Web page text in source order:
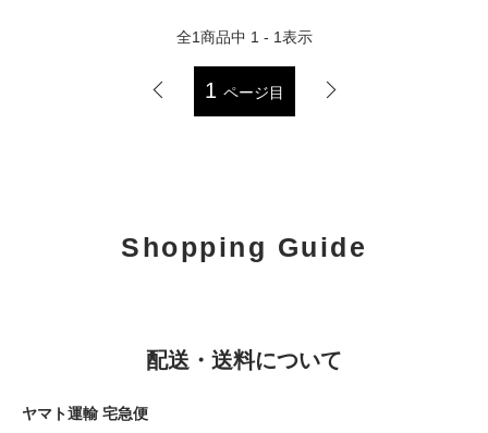
全1商品中 1 - 1表示
1 ページ目
Shopping Guide
配送・送料について
ヤマト運輸 宅急便